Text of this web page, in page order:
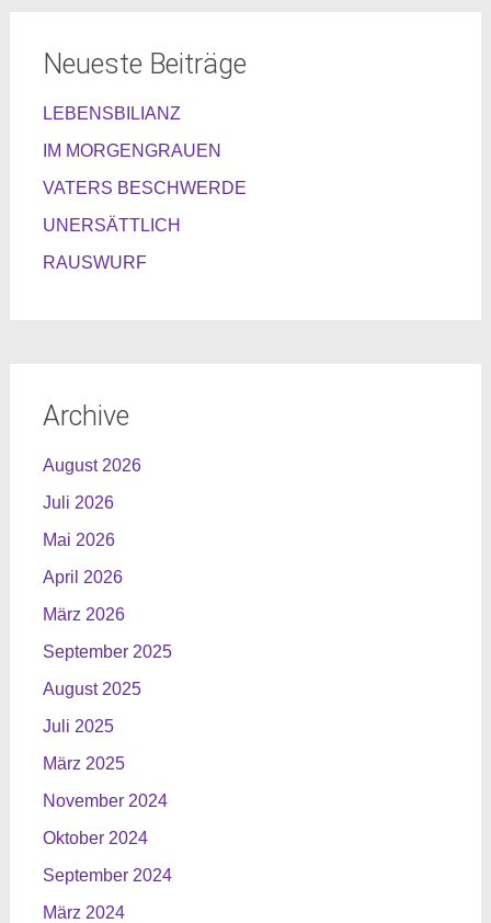
Neueste Beiträge
LEBENSBILIANZ
IM MORGENGRAUEN
VATERS BESCHWERDE
UNERSÄTTLICH
RAUSWURF
Archive
August 2026
Juli 2026
Mai 2026
April 2026
März 2026
September 2025
August 2025
Juli 2025
März 2025
November 2024
Oktober 2024
September 2024
März 2024